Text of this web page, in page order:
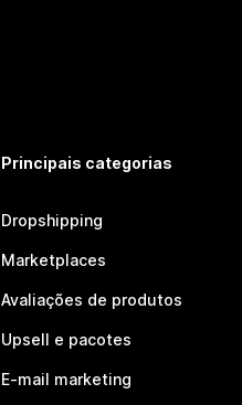
Principais categorias
Dropshipping
Marketplaces
Avaliações de produtos
Upsell e pacotes
E-mail marketing